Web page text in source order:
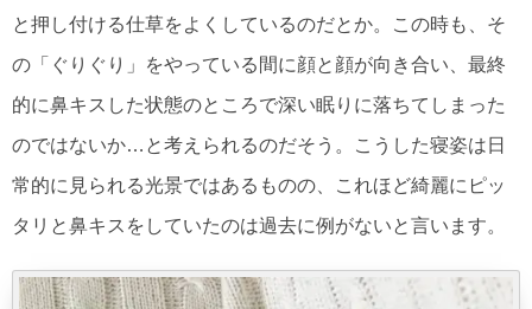
と押し付ける仕草をよくしているのだとか。この時も、そ
の「ぐりぐり」をやっている間に顔と顔が向き合い、最終
的に鼻キスした状態のところで深い眠りに落ちてしまった
のではないか…と考えられるのだそう。こうした寝姿は日
常的に見られる光景ではあるものの、これほど綺麗にピッ
タリと鼻キスをしていたのは過去に例がないと言います。